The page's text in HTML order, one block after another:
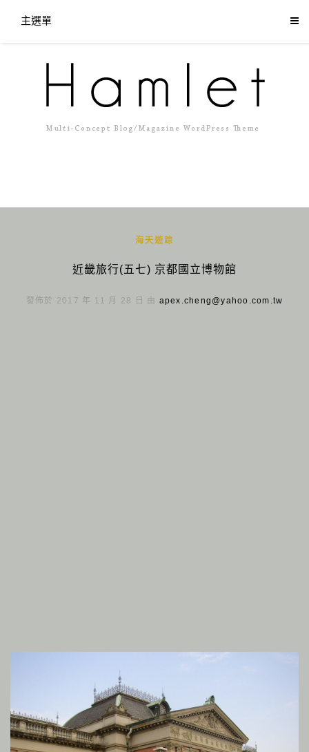
主選單
海天遊踪
近畿旅行(五七) 京都國立博物館
發佈於 2017 年 11 月 28 日 由 apex.cheng@yahoo.com.tw